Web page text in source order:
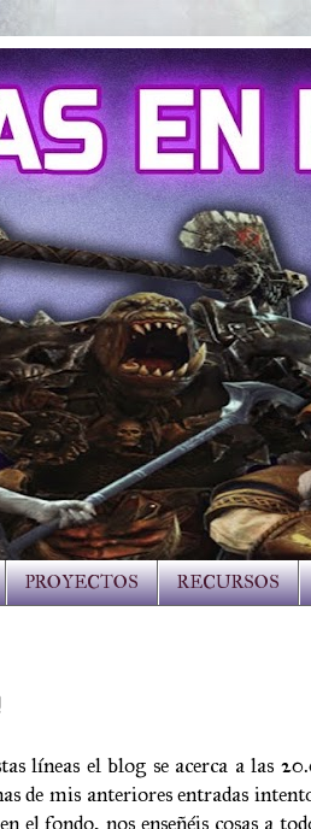
PROYECTOS RECURSOS
líneas el blog se acerca a las
de mis anteriores entradas
fondo, nos enseñéis cosas a